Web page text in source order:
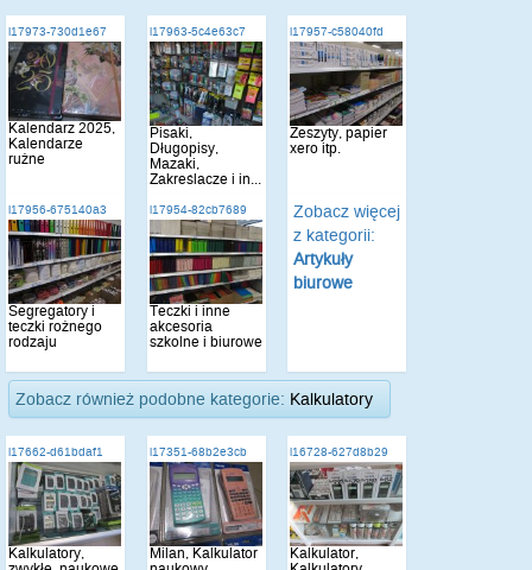
i17973-730d1e67
Kalendarz 2025,
Kalendarze
rużne
i17963-5c4e63c7
Pisaki,
Długopisy,
Mazaki,
Zakreślacze i in...
i17957-c58040fd
Zeszyty, papier
xero itp.
i17956-675140a3
Segregatory i
teczki rożnego
rodzaju
i17954-82cb7689
Teczki i inne
akcesoria
szkolne i biurowe
Zobacz więcej
z kategorii:
Artykuły
biurowe
Zobacz również podobne kategorie: Kalkulatory
i17662-d61bdaf1
Kalkulatory,
i17351-68b2e3cb
Milan, Kalkulator
i16728-627d8b29
Kalkulator,